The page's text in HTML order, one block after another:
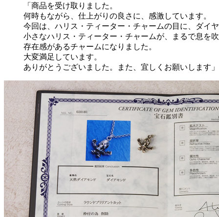
「商品を受け取りました。
何時もながら、仕上がりの良さに、感激しています。
今回は、ハリス・ティーター・チャームの目に、ダイ
小さなハリス・ティーター・チャームが、まるで息を
存在感があるチャームになりました。
大変満足しています。
ありがとうございました。また、宜しくお願いします」